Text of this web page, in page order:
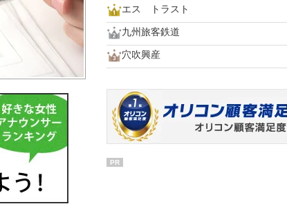
エス トラスト
九州旅客鉄道
穴吹興産
PR